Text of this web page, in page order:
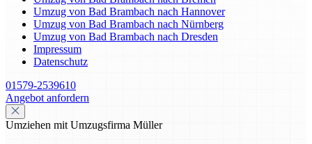
Umzug von Bad Brambach nach Hannover
Umzug von Bad Brambach nach Nürnberg
Umzug von Bad Brambach nach Dresden
Impressum
Datenschutz
01579-2539610
Angebot anfordern
Umziehen mit Umzugsfirma Müller